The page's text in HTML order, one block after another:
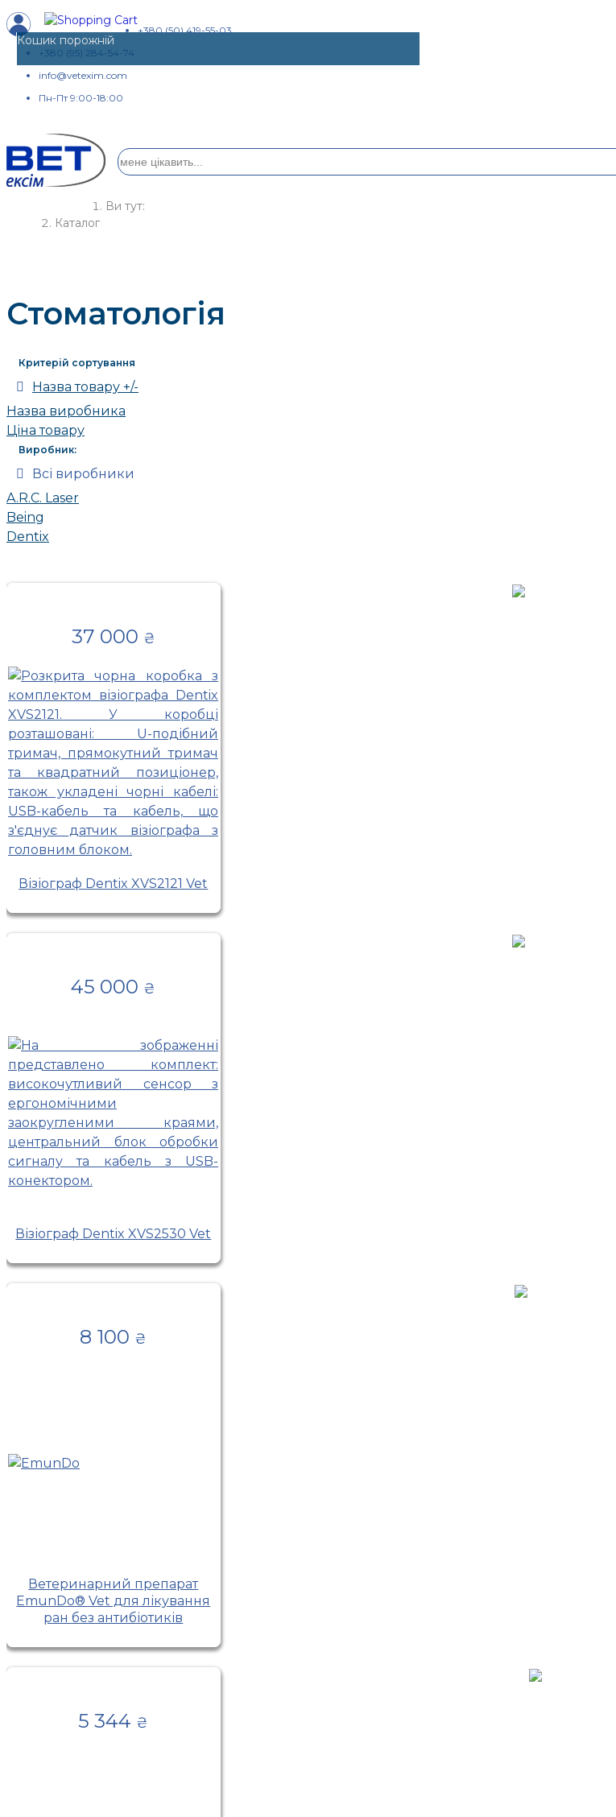
Кошик порожній
+380 (50) 419-55-03
+380 (95) 284-54-74
info@vetexim.com
Пн-Пт 9:00-18:00
Ви тут:
Кaтaлoг
Стоматологія
Критерій сортування
Назва товару +/-
Назва виробника
Ціна товару
Виробник:
Всі виробники
A.R.C. Laser
Being
Dentix
37 000 ₴
Візіограф Dentix XVS2121 Vet
45 000 ₴
Візіограф Dentix XVS2530 Vet
8 100 ₴
Ветеринарний препарат
EmunDo® Vet для лікування
ран без антибіотиків
5 344 ₴